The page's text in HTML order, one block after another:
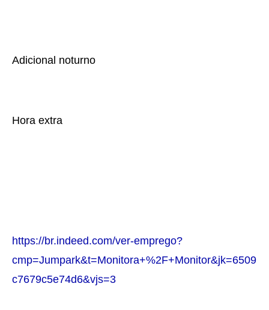
Adicional noturno
Hora extra
https://br.indeed.com/ver-emprego?
cmp=Jumpark&t=Monitora+%2F+Monitor&jk=6509
c7679c5e74d6&vjs=3